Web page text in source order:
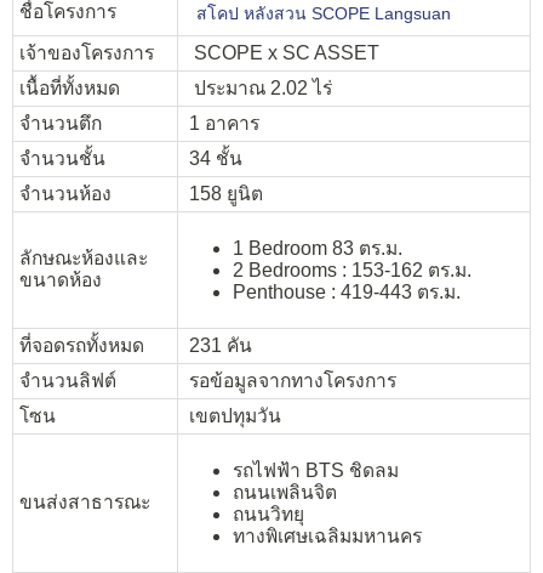
ชื่อโครงการ สโคป หลังสวน SCOPE Langsuan
เจ้าของโครงการ
SCOPE x SC ASSET
เนื้อที่ทั้งหมด
ประมาณ 2.02ไร่
จำนวนตึก
1 อาคาร
จำนวนชั้น
34 ชั้น
จำนวนห้อง
158 ยูนิต
ลักษณะห้องและ
ขนาดห้อง
1 Bedroom 83 ตร.ม.
2 Bedrooms : 153-162 ตร.ม.
Penthouse : 419-443 ตร.ม.
ที่จอดรถทั้งหมด
231 คัน
จำนวนลิฟต์
รอข้อมูลจากทางโครงการ
โซน
เขตปทุมวัน
ขนส่งสาธารณะ
รถไฟฟ้า BTS ชิดลม
ถนนเพลินจิต
ถนนวิทยุ
ทางพิเศษเฉลิมมหานคร